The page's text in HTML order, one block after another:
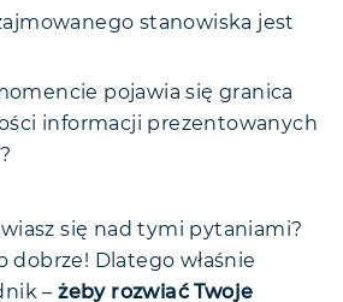
stanowiska jest
pojawia się granica
informacji prezentowanych
się nad tymi pytaniami?
dobrze! Dlatego właśnie
–żeby rozwiać Twoje